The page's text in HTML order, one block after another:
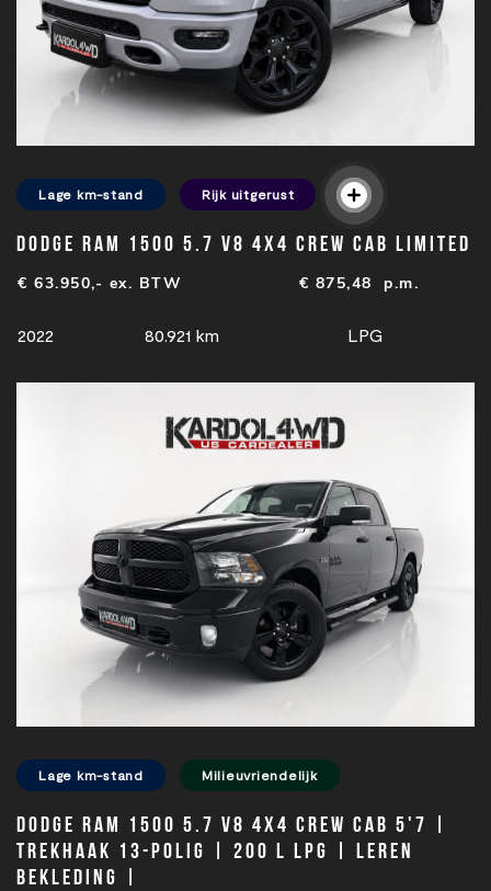
Lage km-stand Rijk uitgerust
Dodge Ram 1500 5.7 V8 4x4 Crew Cab Limited
€ 63.950,- ex. BTW € 875,48 p.m.
2022 80.921 km LPG
Lage km-stand Milieuvriendelijk
Dodge Ram 1500 5.7 V8 4x4 Crew Cab 5'7 |
Trekhaak 13-polig | 200 L LPG | Leren
bekleding |